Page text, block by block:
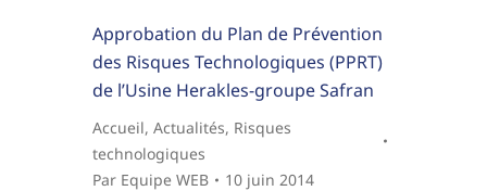
Approbation du Plan de Prévention
des Risques Technologiques (PPRT)
de l’Usine Herakles-groupe Safran
Accueil, Actualités, Risques
technologiques
Par Equipe WEB 10 juin 2014